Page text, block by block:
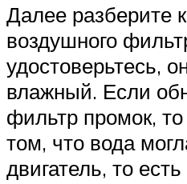
Далее разберите
воздушного
удостоверьтесь,
влажный. Если
фильтр промок, то
том, что вода
двигатель, то